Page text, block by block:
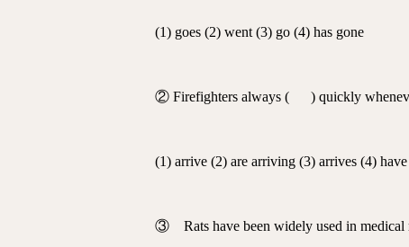
(1) goes (2) went (3) go (4) has gone
② Firefighters always ( ) quickly
(1) arrive (2) are arriving (3) arrives (4)
③ Rats have been widely used in medical